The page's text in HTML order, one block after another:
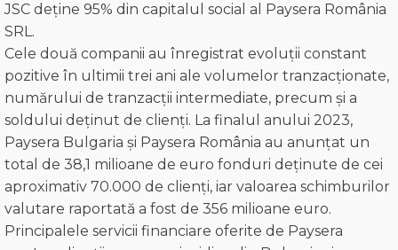
JSC deține 95% din capitalul social al Paysera România
SRL.
Cele două companii au înregistrat evoluții constant
pozitive în ultimii trei ani ale volumelor tranzacționate,
numărului de tranzacții intermediate, precum și a
soldului deținut de clienți. La finalul anului 2023,
Paysera Bulgaria și Paysera România au anunțat un
total de 38,1 milioane de euro fonduri deținute de cei
aproximativ 70.000 de clienți, iar valoarea schimburilor
valutare raportată a fost de 356 milioane euro.
Principalele servicii financiare oferite de Paysera